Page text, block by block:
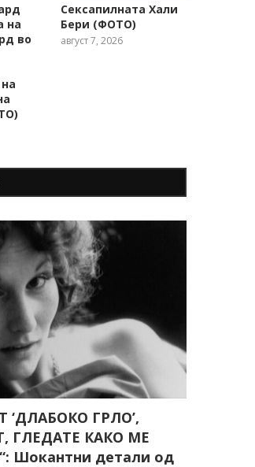
на
во
Сексапилната Хали
Бери (ФОТО)
август 7, 2026
ГРЛО’,
ГЛЕДАТЕ КАКО МЕ
Шокантни детали од